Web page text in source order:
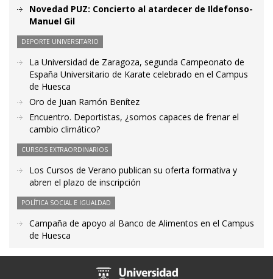
Novedad PUZ: Concierto al atardecer de Ildefonso-
Manuel Gil
DEPORTE UNIVERSITARIO
La Universidad de Zaragoza, segunda Campeonato de
España Universitario de Karate celebrado en el Campus
de Huesca
Oro de Juan Ramón Benítez
Encuentro. Deportistas, ¿somos capaces de frenar el
cambio climático?
CURSOS EXTRAORDINARIOS
Los Cursos de Verano publican su oferta formativa y
abren el plazo de inscripción
POLÍTICA SOCIAL E IGUALDAD
Campaña de apoyo al Banco de Alimentos en el Campus
de Huesca